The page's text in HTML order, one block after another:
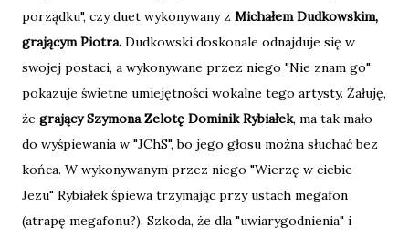
porządku", czy duet wykonywany z Michałem Dudkowskim,
grającym Piotra. Dudkowski doskonale odnajduje się w
swojej postaci, a wykonywane przez niego "Nie znam go"
pokazuje świetne umiejętności wokalne tego artysty. Żałuję,
że grający Szymona Zelotę Dominik Rybiałek, ma tak mało
do wyśpiewania w "JChS", bo jego głosu można słuchać bez
końca. W wykonywanym przez niego "Wierzę w ciebie
Jezu" Rybiałek śpiewa trzymając przy ustach megafon
(atrapę megafonu?). Szkoda, że dla "uwiarygodnienia" i